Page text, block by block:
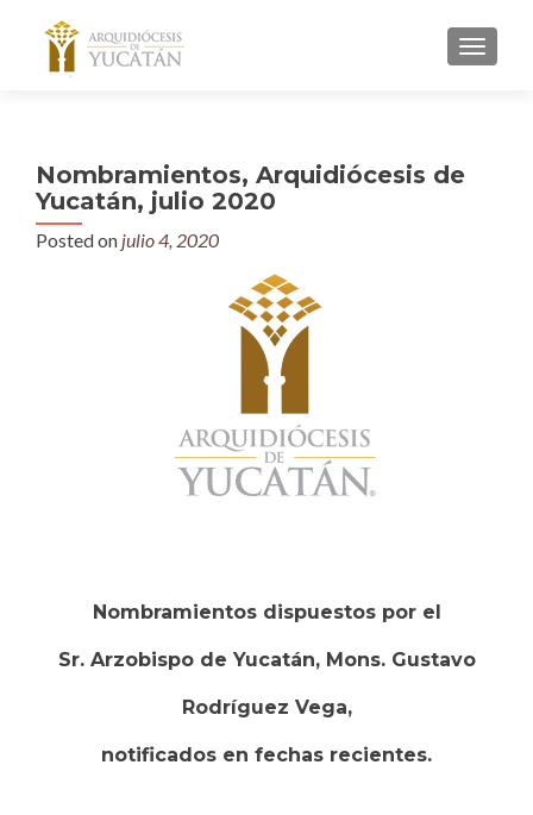
MENU
Nombramientos, Arquidiócesis de
Yucatán, julio 2020
Posted on julio 4, 2020
Nombramientos dispuestos por el
Sr. Arzobispo de Yucatán, Mons. Gustavo
Rodríguez Vega,
notificados en fechas recientes.